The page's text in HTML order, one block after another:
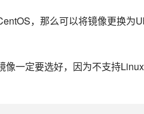
，那么可以将镜像更换为
一定要选好，因为不支持